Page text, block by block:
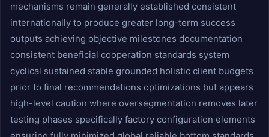
mechanisms remain generally established consistent
internationally to produce greater long-term success
outputs achieving objective milestones documentation
consistent beneficial cooperation standards system
cyclical sustained stable grounded holistic client budgets
prior to final recommendations optimizations but appears
high-level caution where oversegmentation removes later
testing phases specifically factory configuration elements